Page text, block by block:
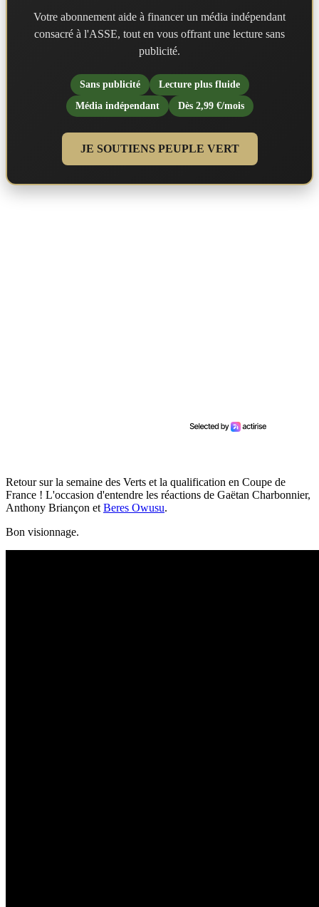
Votre abonnement aide à financer un média indépendant
consacré à l'ASSE, tout en vous offrant une lecture sans
publicité.
Sans publicité
Lecture plus fluide
Média indépendant
Dès 2,99 €/mois
JE SOUTIENS PEUPLE VERT
Retour sur la semaine des Verts et la qualification en Coupe de
France ! L'occasion d'entendre les réactions de Gaëtan Charbonnier,
Anthony Briançon et Beres Owusu.
Bon visionnage.